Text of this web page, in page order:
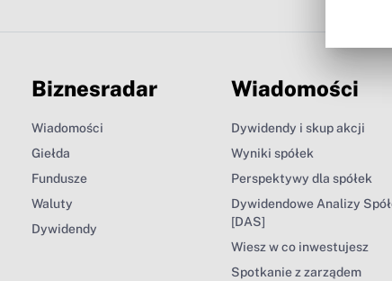
Biznesradar
Wiadomości
Giełda
Fundusze
Waluty
Dywidendy
Wiadomości
Dywidendy i skup akcji
Wyniki spółek
Perspektywy dla spółek
Dywidendowe Analizy
[DAS]
Wiesz w co inwestujesz
Spotkanie z zarządem